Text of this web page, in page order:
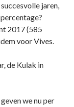
jaren,
2017 (585
voor Vives.
de Kulak in
we nu per